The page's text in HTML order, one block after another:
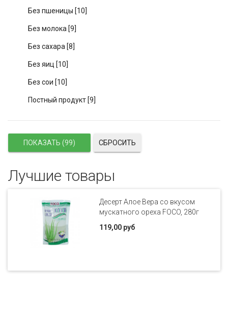
Без пшеницы [10]
Без молока [9]
Без сахара [8]
Без яиц [10]
Без сои [10]
Постный продукт [9]
СБРОСИТЬ
Лучшие товары
Десерт Алое Вера со вкусом
мускатного ореха FOCO, 280г
119,00 руб